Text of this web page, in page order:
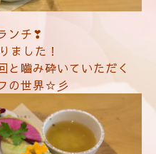
ンチ❣
ました！
と嚙み砕いていただく
の世界☆彡